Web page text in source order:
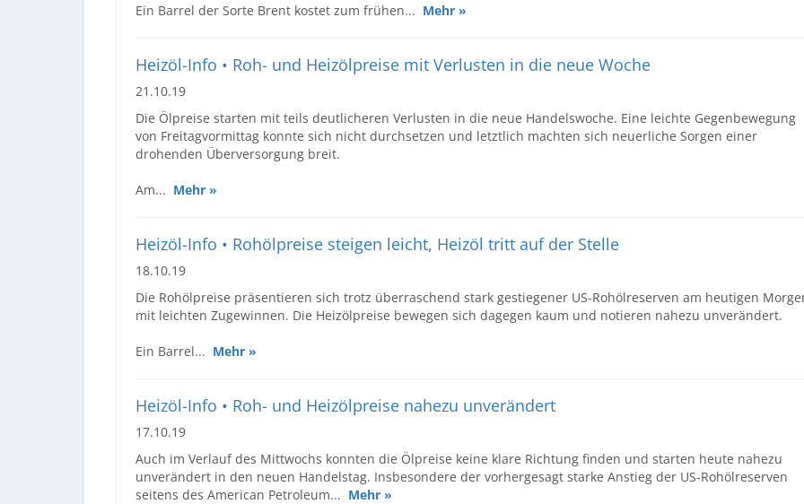
Ein Barrel der Sorte Brent kostet zum frühen... Mehr »
Heizöl-Info • Roh- und Heizölpreise mit Verlusten in die neue Woche
21.10.19
Die Ölpreise starten mit teils deutlicheren Verlusten in die neue Handelswoche. Eine leichte Gegenbewegung
von Freitagvormittag konnte sich nicht durchsetzen und letztlich machten sich neuerliche Sorgen einer
drohenden Überversorgung breit.
Am... Mehr »
Heizöl-Info • Rohölpreise steigen leicht, Heizöl tritt auf der Stelle
18.10.19
Die Rohölpreise präsentieren sich trotz überraschend stark gestiegener US-Rohölreserven am heutigen
mit leichten Zugewinnen. Die Heizölpreise bewegen sich dagegen kaum und notieren nahezu unverändert.
Ein Barrel... Mehr »
Heizöl-Info • Roh- und Heizölpreise nahezu unverändert
17.10.19
Auch im Verlauf des Mittwochs konnten die Ölpreise keine klare Richtung finden und starten heute nahezu
unverändert in den neuen Handelstag. Insbesondere der vorhergesagt starke Anstieg der US-Rohölreserven
seitens des American Petroleum... Mehr »